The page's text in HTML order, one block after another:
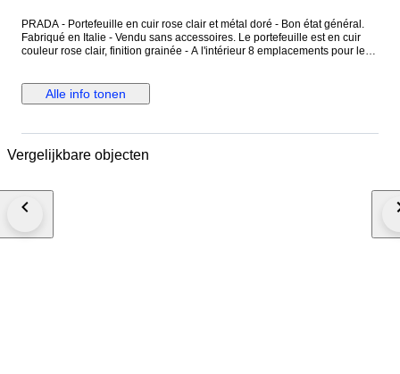
PRADA - Portefeuille en cuir rose clair et métal doré - Bon état général.
Fabriqué en Italie - Vendu sans accessoires. Le portefeuille est en cuir
couleur rose clair, finition grainée - A l'intérieur 8 emplacements pour les
portefeuille. Dimensions : Hauteur 11 cm - Largeur 19 cm - Epaisseur
fermé 2,9 cm - Epaisseur ouvert 11 cm - Pièce en métal doré : 1,9 cm x
prendre en compte les photos.
Alle info tonen
Vergelijkbare objecten